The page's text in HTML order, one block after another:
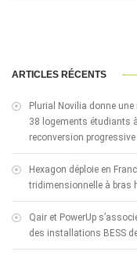
ARTICLES RÉCENTS
Plurial Novilia donne
38 logements étudiants
reconversion progressive
Hexagon déploie en
tridimensionnelle à bras
Qair et PowerUp
des installations BESS